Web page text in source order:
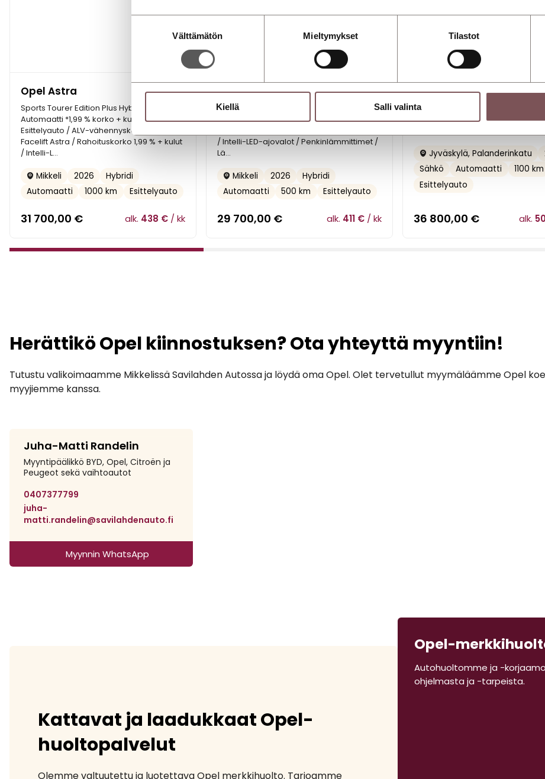
Välttämätön Mieltymykset Tilastot
Kiellä Salli valinta
Opel Astra
Sports Tourer Edition Plus Hybrid 145
Automaatti *1,99 % korko + kulut* |
Esittelyauto / ALV-vähennyskelpoinen /
Facelift Astra / Rahoituskorko 1,99 % + kulut
/ Intelli-L…
Mikkeli 2026
Hybridi
Automaatti
1000 km Esittelyauto
31 700,00 € alk. 438 € / kk
Opel Frontera
GS Launch Edition Hybrid 145 Automaatti / 2
x Renkaat / Intelli-LED ajovalot /
/ Intelli-LED-ajovalot / Penkinlämmittimet /
Lä…
Mikkeli 2026
Hybridi
Automaatti
500 km Esittelyauto
29 700,00 € alk. 411 € / kk
Opel Vivaro-e
Van L Comfort 136 automaatti 75
**ESITTELYAUTO**KAHDET
Jyväskylä, Palanderinkatu
Sähkö
Automaatti
1100 km
Esittelyauto
36 800,00 € alk.
1
Herättikö Opel kiinnostuksen? Ota yhteyttä myyntiin!
Tutustu valikoimaamme Mikkelissä Savilahden Autossa ja löydä oma Opel. Olet tervetullut myymäläämme Opel
myyjiemme kanssa.
Juha-Matti Randelin
Myyntipäälikkö BYD, Opel, Citroën ja
Peugeot sekä vaihtoautot
0407377799
juha-
matti.randelin@savilahdenauto.fi
Myynnin WhatsApp
Kattavat ja laadukkaat Opel-
huoltopalvelut
Olemme valtuutettu ja luotettava Opel merkkihuolto. Tarjoamme
Opel-
Autohuoltomme ja -
ohjelmasta ja -tarpeista.